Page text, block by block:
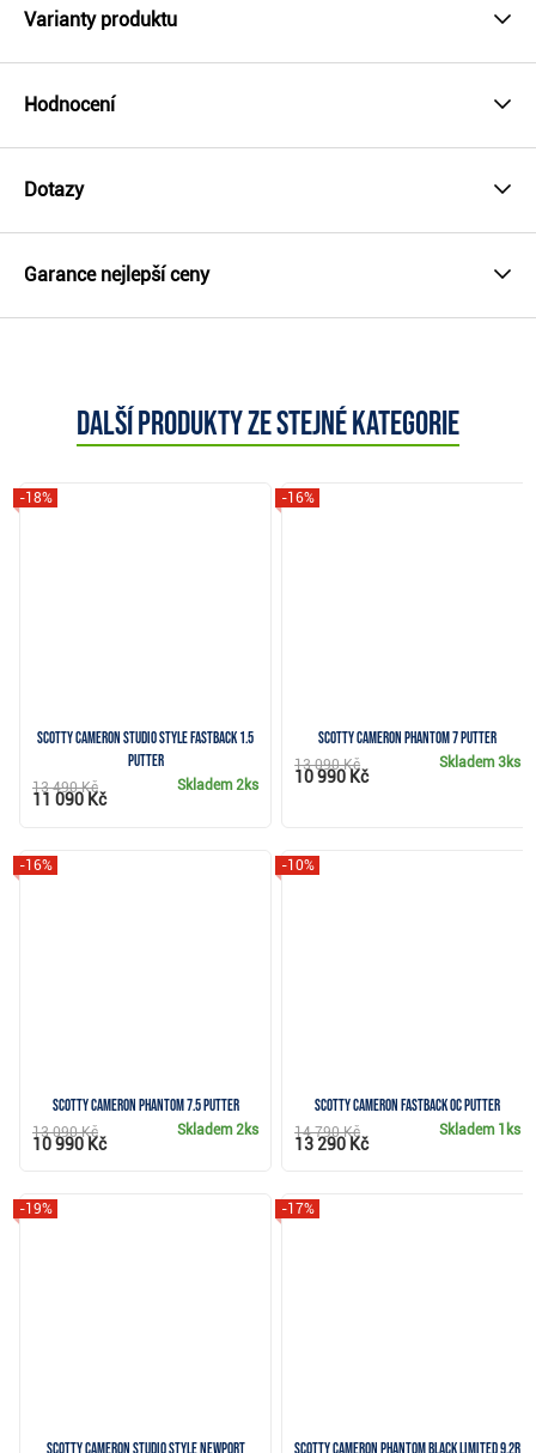
Varianty produktu
Hodnocení
Dotazy
Garance nejlepší ceny
Další produkty ze stejné kategorie
Scotty Cameron Studio Style Fastback 1.5
putter
-18%
Skladem2ks
13 490 Kč
11 090 Kč
Scotty Cameron Phantom 7 putter
-16%
Skladem3ks
13 090 Kč
10 990 Kč
Scotty Cameron Phantom 7.5 putter
-16%
Skladem 2ks
13 090 Kč
10 990 Kč
Scotty Cameron Fastback OC putter
-10%
Skladem 1ks
14 790 Kč
13 290 Kč
-19% -17%